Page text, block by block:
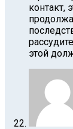
контакт,
этой